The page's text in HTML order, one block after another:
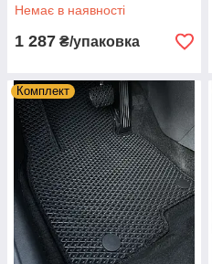
Немає в наявності
1 287 ₴/упаковка
Комплект